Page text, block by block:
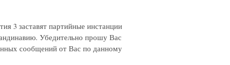
3 заставят партийные инстанции
Убедительно прошу Вас
сообщений от Вас по данному